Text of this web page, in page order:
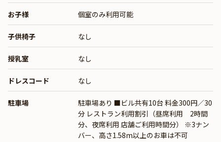
お子様 個室のみ利用可能
子供椅子 なし
授乳室 なし
ドレスコード なし
駐車場
駐車場あり ■ビル共有10台 料金300円／30
分 レストラン利用割引（昼席利用 2時間
分、夜席利用 店舗ご利用時間分） ※3ナン
バー、高さ1.58m以上のお車は不可